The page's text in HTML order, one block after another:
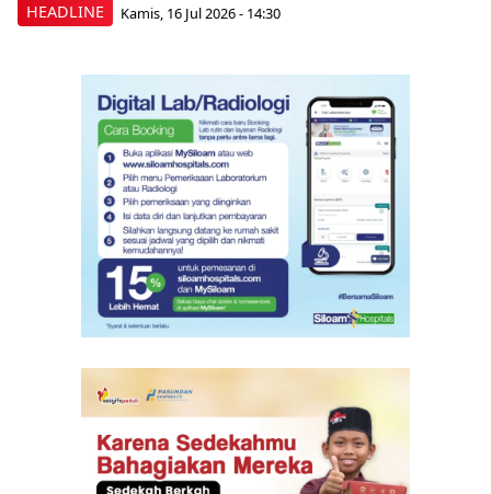
HEADLINE Kamis, 16 Jul 2026 - 14:30